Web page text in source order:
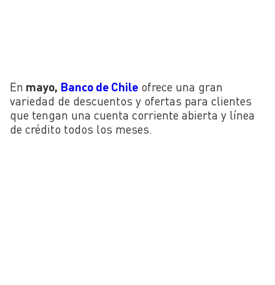
En mayo, Banco de Chile ofrece una gran
variedad de descuentos y ofertas para clientes
que tengan una cuenta corriente abierta y línea
de crédito todos los meses.